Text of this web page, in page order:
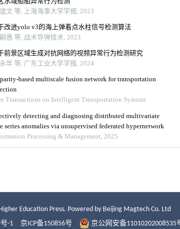
Education Press. Powered by Beijing Magtech Co. Ltd
-1
京ICP备150856号 京公网安备11010202008535